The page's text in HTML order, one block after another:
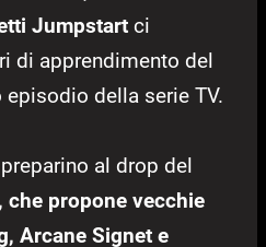
Jumpstart ci
di apprendimento del
della serie TV.
al drop del
che propone vecchie
Arcane Signet e